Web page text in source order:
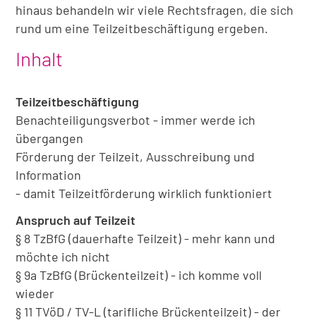
hinaus behandeln wir viele Rechtsfragen, die sich
rund um eine Teilzeitbeschäftigung ergeben.
Inhalt
Teilzeitbeschäftigung
Benachteiligungsverbot - immer werde ich
übergangen
Förderung der Teilzeit, Ausschreibung und
Information
- damit Teilzeitförderung wirklich funktioniert
Anspruch auf Teilzeit
§ 8 TzBfG (dauerhafte Teilzeit) - mehr kann und
möchte ich nicht
§ 9a TzBfG (Brückenteilzeit) - ich komme voll
wieder
§ 11 TVöD / TV-L (tarifliche Brückenteilzeit) - der